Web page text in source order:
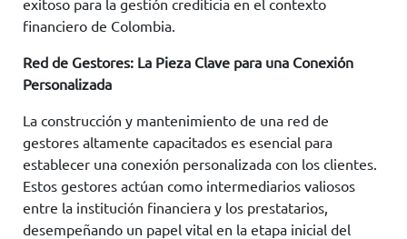
exitoso para la gestión crediticia en el contexto
financiero de Colombia.
Red de Gestores: La Pieza Clave para una Conexión
Personalizada
La construcción y mantenimiento de una red de
gestores altamente capacitados es esencial para
establecer una conexión personalizada con los clientes.
Estos gestores actúan como intermediarios valiosos
entre la institución financiera y los prestatarios,
desempeñando un papel vital en la etapa inicial del